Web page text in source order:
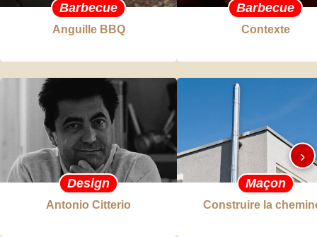
Barbecue
Anguille BBQ
Barbecue
Contexte
Design
Antonio Citterio
Maçon
Construire la
›